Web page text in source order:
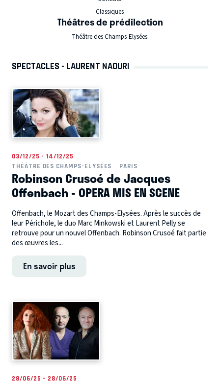
Classiques
Théâtres de prédilection
Théâtre des Champs-Elysées
SPECTACLES - LAURENT NAOURI
03/12/25 - 14/12/25
THÉÂTRE DES CHAMPS-ELYSÉES
PARIS
Robinson Crusoé de Jacques
Offenbach - OPERA MIS EN SCENE
Offenbach, le Mozart des Champs-Elysées. Après le succès de
leur Périchole, le duo Marc Minkowski et Laurent Pelly se
retrouve pour un nouvel Offenbach. Robinson Crusoé fait partie
des œuvres les...
En savoir plus
28/06/25 - 28/06/25